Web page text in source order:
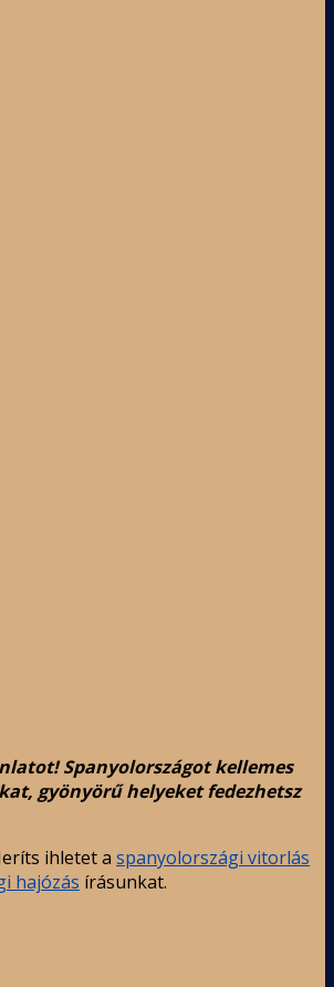
Spanyolországot kellemes
gyönyörű helyeket fedezhetsz
ihletet a spanyolországi vitorlás
hajózás írásunkat.